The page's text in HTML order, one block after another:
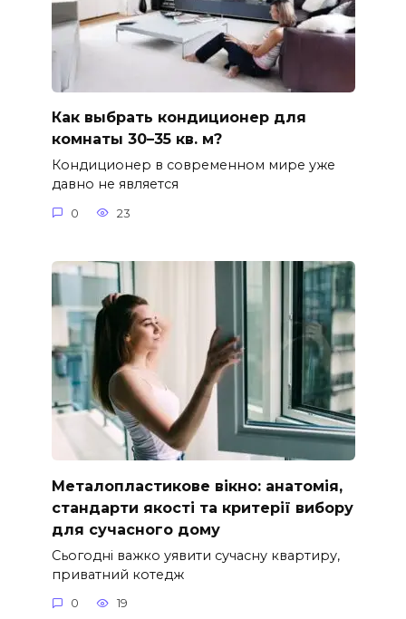
Как выбрать кондиционер для
комнаты 30–35 кв. м?
Кондиционер в современном мире уже
давно не является
0 23
Металопластикове вікно: анатомія,
стандарти якості та критерії вибору
для сучасного дому
Сьогодні важко уявити сучасну квартиру,
приватний котедж
0 19